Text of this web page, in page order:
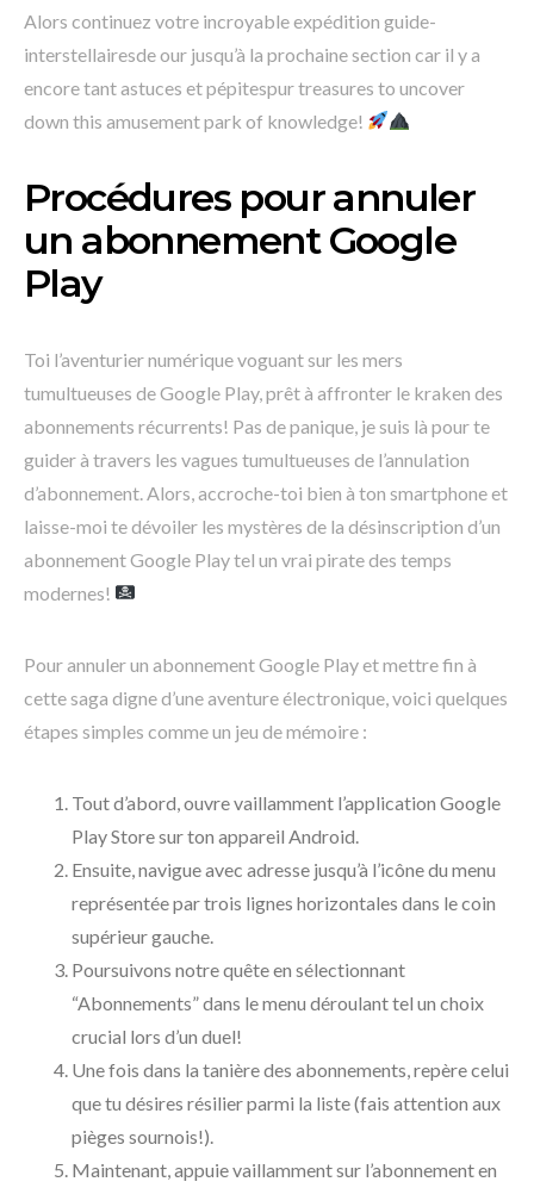
Alors continuez votre incroyable expédition guide-
interstellairesde our jusqu’à la prochaine section car il y a
encore tant astuces et pépitespur treasures to uncover
down this amusement park of knowledge!
Procédures pour annuler
un abonnement Google
Play
Toi l’aventurier numérique voguant sur les mers
tumultueuses de Google Play, prêt à affronter le kraken des
abonnements récurrents! Pas de panique, je suis là pour te
guider à travers les vagues tumultueuses de l’annulation
d’abonnement. Alors, accroche-toi bien à ton smartphone et
laisse-moi te dévoiler les mystères de la désinscription d’un
abonnement Google Play tel un vrai pirate des temps
modernes!
Pour annuler un abonnement Google Play et mettre fin à
cette saga digne d’une aventure électronique, voici quelques
étapes simples comme un jeu de mémoire :
Tout d’abord, ouvre vaillamment l’application Google
Play Store sur ton appareil Android.
Ensuite, navigue avec adresse jusqu’à l’icône du menu
représentée par trois lignes horizontales dans le coin
supérieur gauche.
Poursuivons notre quête en sélectionnant
“Abonnements” dans le menu déroulant tel un choix
crucial lors d’un duel!
Une fois dans la tanière des abonnements, repère celui
que tu désires résilier parmi la liste (fais attention aux
pièges sournois!).
Maintenant, appuie vaillamment sur l’abonnement en